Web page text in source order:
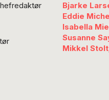
turisme, og
synonyme med
om
som det
Bjarke
Eddie
Isabella
Susanne
Mikkel Stolt